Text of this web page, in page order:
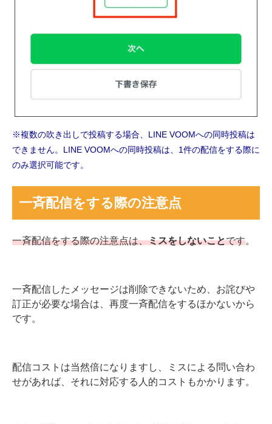
※複数の吹き出しで投稿する場合、LINE VOOMへの同時投稿は
できません。LINE VOOMへの同時投稿は、1件の配信をする際に
のみ選択可能です。
一斉配信をする際の注意点
一斉配信をする際の注意点は、ミスをしないことです。
一斉配信したメッセージは削除できないため、お詫びや
訂正が必要な場合は、再度一斉配信をするほかないから
です。
配信コストは当然倍になりますし、ミスによる問い合わ
せがあれば、それに対応する人的コストもかかります。